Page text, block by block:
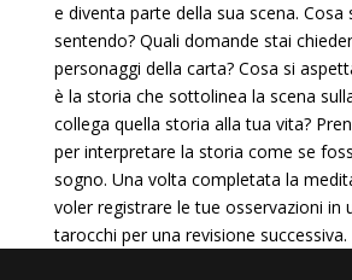
e diventa parte della sua scena. Cosa
sentendo? Quali domande stai
personaggi della carta? Cosa si
è la storia che sottolinea la scena
collega quella storia alla tua vita?
per interpretare la storia come se
sogno. Una volta completata la
voler registrare le tue osservazioni in
tarocchi per una revisione successiva.